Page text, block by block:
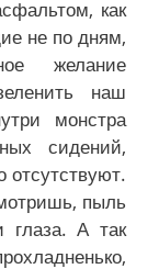
как
не по дням,
желание
наш
монстра
сидений,
отсутствуют.
пыль
глаза. А так